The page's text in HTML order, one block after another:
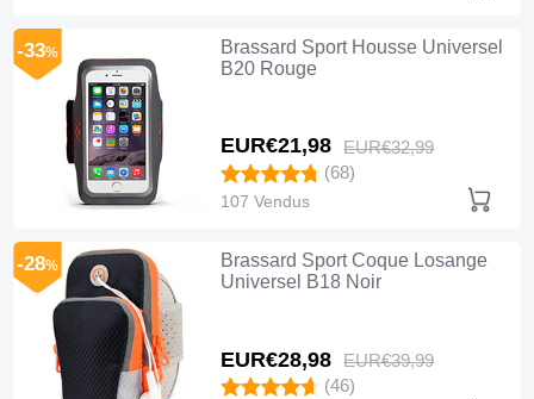
Brassard Sport Housse Universel
B20 Rouge
EUR€21,98 EUR€32,99
-33%
(68)
107 Vendus
Brassard Sport Coque Losange
Universel B18 Noir
EUR€28,98 EUR€39,99
-28%
(46)